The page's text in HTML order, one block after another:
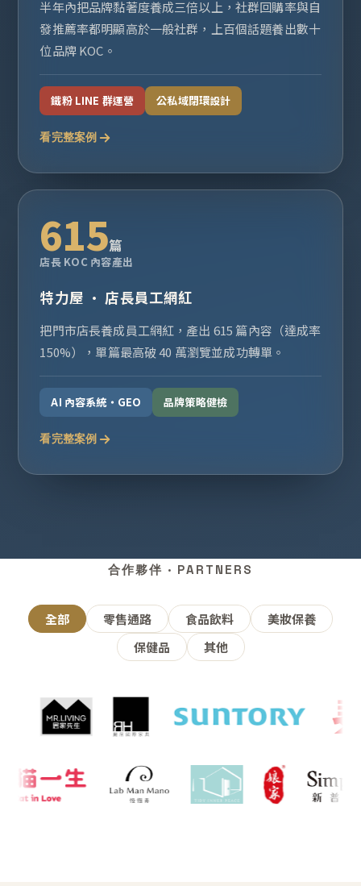
半年內把品牌黏著度養成三倍以上，社群回購率與自
發推薦率都明顯高於一般社群，上百個話題養出數十
位品牌 KOC。
鐵粉 LINE 群運營 公私域閉環設計
看完整案例
615篇
店長 KOC 內容產出
特力屋 · 店長員工網紅
把門市店長養成員工網紅，產出 615 篇內容（達成率
150%），單篇最高破 40 萬瀏覽並成功轉單。
AI 內容系統・GEO 品牌策略健檢
看完整案例
合作夥伴 · PARTNERS
全部 零售通路 食品飲料
美妝保養
保健品
其他